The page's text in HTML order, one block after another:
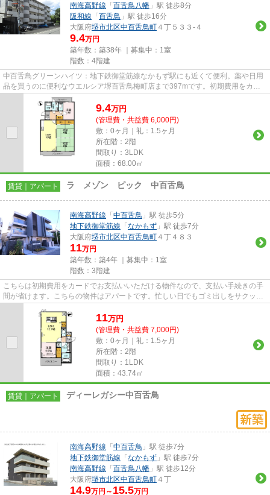
南海高野線 「 百舌鳥八幡 」駅 徒歩8分
阪和線 「 百舌鳥 」駅 徒歩16分
大阪府堺市北区中百舌鳥町 ４丁５３３-４
9.4万円
築年数：築38年 ｜募集中： 1室
階数：4階建
中百舌鳥グリーンハイツ：地下鉄御堂筋線なかもず駅にも近くて便利。薬や日用
品を買うのに便利なウエルシア堺百舌鳥梅町店まで397mです。初期費用をカー
ドでお支払いいただけるので、...
9.4万円
(管理費・共益費 6,000円)
敷：0ヶ月｜礼：1.5ヶ月
所在階：2階
間取り：3LDK
面積：68.00㎡
賃貸｜アパート ラ メゾン ピック 中百舌鳥
南海高野線 「 中百舌鳥 」駅 徒歩5分
地下鉄御堂筋線 「 なかもず 」駅 徒歩7分
大阪府堺市北区中百舌鳥町 ４丁４８３
11万円
築年数：築4年 ｜募集中： 1室
階数：3階建
こちらは初期費用をカードでお支払いいただける物件なので、支払い手続きの手
間が省けます。こちらの物件はアパートです。忙しい日でもゴミ出しをサクッと
11万円
(管理費・共益費 7,000円)
敷：0ヶ月｜礼：1.5ヶ月
所在階：2階
間取り：1LDK
面積：43.74㎡
賃貸｜アパート ディーレガシー中百舌鳥
南海高野線 「 中百舌鳥 」駅 徒歩7分
地下鉄御堂筋線 「 なかもず 」駅 徒歩7分
南海高野線 「 百舌鳥八幡 」駅 徒歩12分
大阪府堺市北区中百舌鳥町 ４丁
14.9万円～ 15.5万円